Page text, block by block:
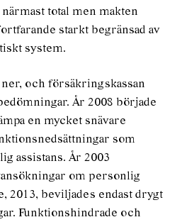
total men makten
starkt begränsad av
system.
och försäkringskassan
År 2008 började
en mycket snävare
som
assistans. År 2003
om personlig
2013, beviljades endast drygt
Funktionshindrade och